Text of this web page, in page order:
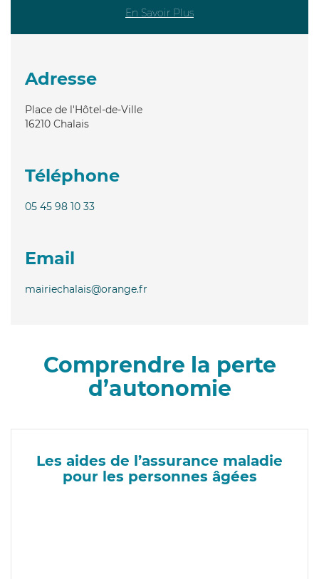
En Savoir Plus
Adresse
Place de l'Hôtel-de-Ville
16210 Chalais
Téléphone
05 45 98 10 33
Email
mairiechalais@orange.fr
Comprendre la perte
d’autonomie
Les aides de l’assurance maladie
pour les personnes âgées